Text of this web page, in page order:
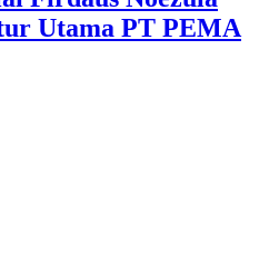
Utama PT PEMA